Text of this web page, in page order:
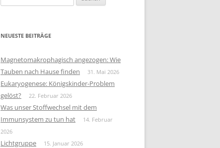
nach:
NEUESTE BEITRÄGE
Magnetomakrophagisch angezogen: Wie
Tauben nach Hause finden
31. Mai 2026
Eukaryogenese: Königskinder-Problem
gelöst?
22. Februar 2026
Was unser Stoffwechsel mit dem
Immunsystem zu tun hat
14. Februar
2026
Lichtgruppe 15. Januar 2026